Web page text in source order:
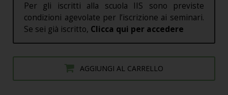
Per gli iscritti alla scuola IIS sono previste
condizioni agevolate per l’iscrizione ai seminari.
Se sei già iscritto, Clicca qui per accedere
AGGIUNGI AL CARRELLO